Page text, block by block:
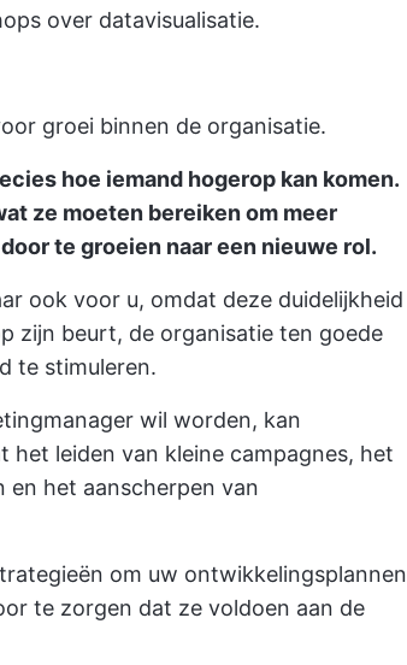
over datavisualisatie.
groei binnen de organisatie.
hoe iemand hogerop kan komen.
ze moeten bereiken om meer
te groeien naar een nieuwe rol.
ook voor u, omdat deze duidelijkheid
zijn beurt, de organisatie ten goede
te stimuleren.
wil worden, kan
leiden van kleine campagnes, het
en het aanscherpen van
om uw ontwikkelingsplannen
te zorgen dat ze voldoen aan de